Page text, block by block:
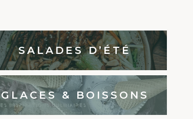
SALADES D’ÉTÉ
GLACES & BOISSONS